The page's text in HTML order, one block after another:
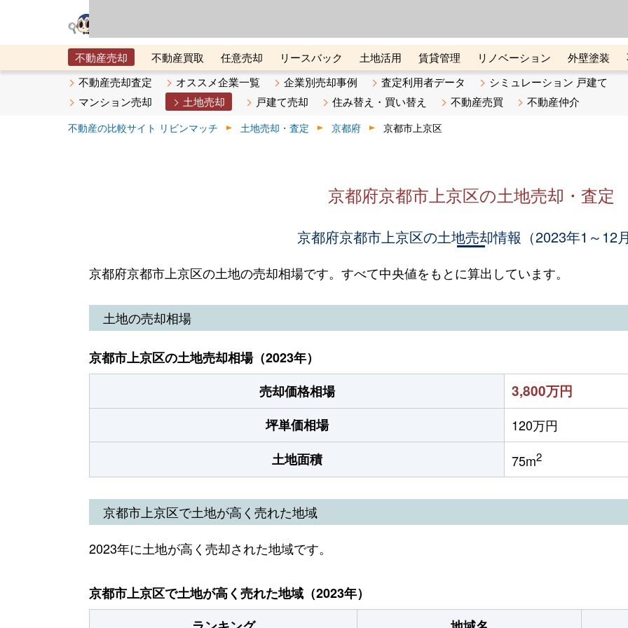
不動産売却 不動産買取 任意売却 リースバック 土地活用 賃貸管理 リノベーション 外壁塗装
メタ住宅展示場
ベスト不動産カンパニー オンライン講座 リビンマガジンBiz 不動産売却ご相談デスク
不動産売却査定 オススメ企業一覧 企業別売却事例 査定利用者データ
シミュレーション 戸建て
マンション売却
土地売却 戸建て売却 住み替え・買い替え 不動産売買 不動産仲介
不動産の比較サイト リビンマッチ 土地売却・査定 京都府 京都市上京区
京都府京都市上京区の土地売却・査定
京都府京都市上京区の土地売却情報（2023年1～12
京都府京都市上京区の土地の売却相場です。すべて中央値をもとに算出しています。
土地の売却相場
京都市上京区の土地売却相場（2023年）
売却価格相場
3,800万円
坪単価相場
120万円
土地面積
75m2
京都市上京区で土地が高く売れた地域
2023年に土地が高く売却された地域です。
京都市上京区で土地が高く売れた地域（2023年）